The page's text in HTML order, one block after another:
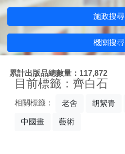
施政搜尋
機關搜尋
累計出版品總數量：117,872
目前標籤：齊白石
相關標籤： 老舍 胡絜青
中國畫 藝術